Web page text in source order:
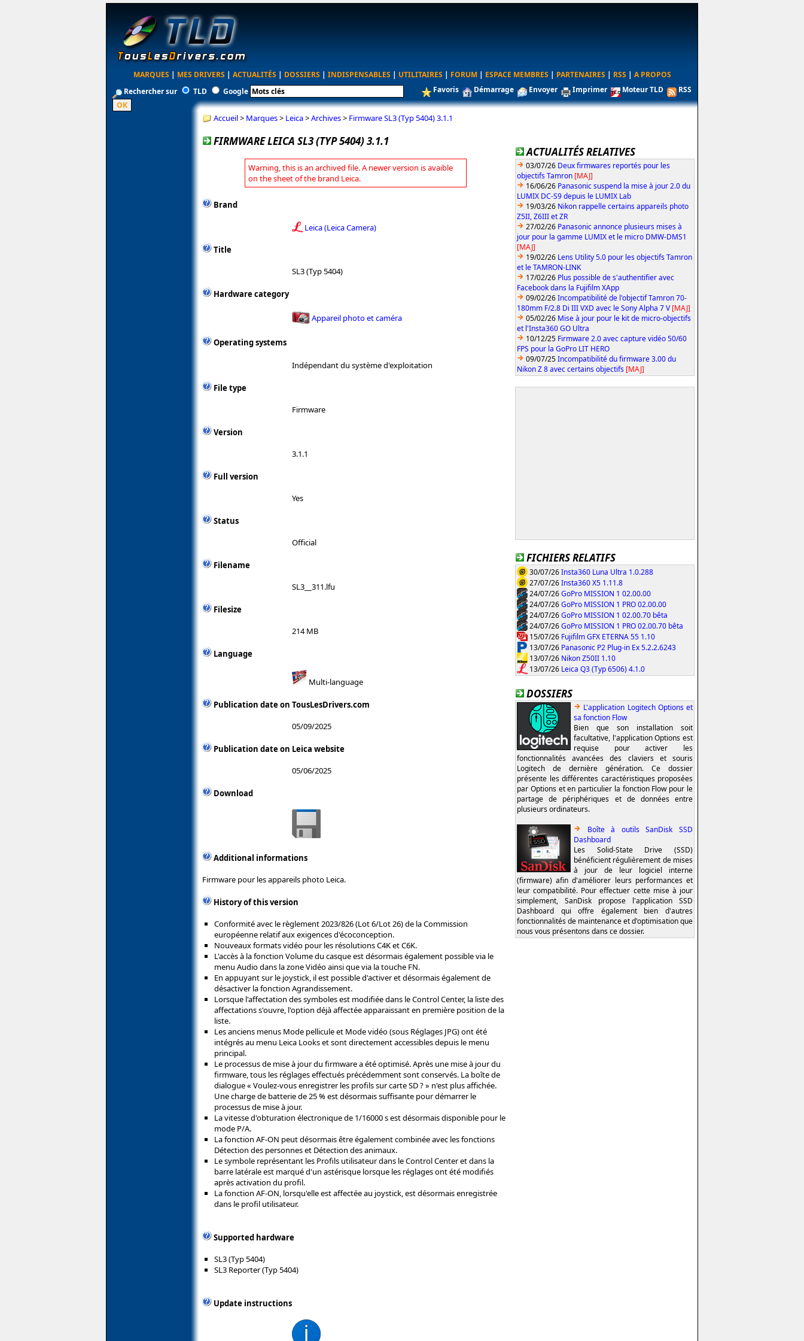
MARQUES | MES DRIVERS | ACTUALITÉS | DOSSIERS | INDISPENSABLES | UTILITAIRES | FORUM | ESPACE MEMBRES | PARTENAIRES | RSS | A PROPOS
Rechercher sur
TLD Google Favoris Démarrage Envoyer Imprimer Moteur TLD RSS
Accueil> Marques> Leica>Archives> Firmware SL3 (Typ 5404) 3.1.1
FIRMWARE LEICA SL3 (TYP 5404) 3.1.1
Warning, this is an archived file. A newer version is avaible
on the sheet of the brand Leica.
Brand
Leica (Leica Camera)
Title
SL3 (Typ 5404)
Hardware category
Appareil photo et caméra
Operating systems
Indépendant du système d'exploitation
File type
Firmware
Version
3.1.1
Full version
Yes
Status
Official
Filename
SL3__311.lfu
Filesize
214 MB
Language
Multi-language
Publication date on TousLesDrivers.com
05/09/2025
Publication date on Leica website
05/06/2025
Download
Additional informations
Firmware pour les appareils photo Leica.
History of this version
Conformité avec le règlement 2023/826 (Lot 6/Lot 26) de la Commission
européenne relatif aux exigences d'écoconception.
Nouveaux formats vidéo pour les résolutions C4K et C6K.
L'accès à la fonction Volume du casque est désormais également possible via le
menu Audio dans la zone Vidéo ainsi que via la touche FN.
En appuyant sur le joystick, il est possible d'activer et désormais également de
désactiver la fonction Agrandissement.
Lorsque l'affectation des symboles est modifiée dans le Control Center, la liste des
affectations s'ouvre, l'option déjà affectée apparaissant en première position de la
liste.
Les anciens menus Mode pellicule et Mode vidéo (sous Réglages JPG) ont été
intégrés au menu Leica Looks et sont directement accessibles depuis le menu
principal.
Le processus de mise à jour du firmware a été optimisé. Après une mise à jour du
firmware, tous les réglages effectués précédemment sont conservés. La boîte de
dialogue « Voulez-vous enregistrer les profils sur carte SD ? » n'est plus affichée.
Une charge de batterie de 25 % est désormais suffisante pour démarrer le
processus de mise à jour.
La vitesse d'obturation électronique de 1/16000 s est désormais disponible pour le
mode P/A.
La fonction AF-ON peut désormais être également combinée avec les fonctions
Détection des personnes et Détection des animaux.
Le symbole représentant les Profils utilisateur dans le Control Center et dans la
barre latérale est marqué d'un astérisque lorsque les réglages ont été modifiés
après activation du profil.
La fonction AF-ON, lorsqu'elle est affectée au joystick, est désormais enregistrée
dans le profil utilisateur.
Supported hardware
SL3 (Typ 5404)
SL3 Reporter (Typ 5404)
Update instructions
ACTUALITÉS RELATIVES
03/07/26 Deux firmwares reportés pour les
objectifs Tamron [MAJ]
16/06/26 Panasonic suspend la mise à jour 2.0 du
LUMIX DC-S9 depuis le LUMIX Lab
19/03/26 Nikon rappelle certains appareils photo
Z5II, Z6III et ZR
27/02/26 Panasonic annonce plusieurs mises à
jour pour la gamme LUMIX et le micro DMW-DMS1
[MAJ]
19/02/26 Lens Utility 5.0 pour les objectifs Tamron
et le TAMRON-LINK
17/02/26 Plus possible de s'authentifier avec
Facebook dans la Fujifilm XApp
09/02/26Incompatibilité de l'objectif Tamron 70-
180mm F/2.8 Di III VXD avec le Sony Alpha 7 V [MAJ]
05/02/26 Mise à jour pour le kit de micro-objectifs
et l'Insta360 GO Ultra
10/12/25 Firmware 2.0 avec capture vidéo 50/60
FPS pour la GoPro LIT HERO
09/07/25Incompatibilité du firmware 3.00 du
Nikon Z 8 avec certains objectifs [MAJ]
FICHIERS RELATIFS
30/07/26Insta360 Luna Ultra 1.0.288
27/07/26Insta360 X5 1.11.8
24/07/26GoPro MISSION 1 02.00.00
24/07/26GoPro MISSION 1 PRO 02.00.00
24/07/26GoPro MISSION 1 02.00.70 bêta
24/07/26GoPro MISSION 1 PRO 02.00.70 bêta
15/07/26 Fujifilm GFX ETERNA 55 1.10
13/07/26 Panasonic P2 Plug-in Ex 5.2.2.6243
13/07/26 Nikon Z50II 1.10
13/07/26 Leica Q3 (Typ 6506) 4.1.0
DOSSIERS
L'application Logitech Options et
sa fonction Flow
Bien que son installation soit
facultative, l'application Options est
requise pour activer les
fonctionnalités avancées des claviers et souris
Logitech de dernière génération. Ce dossier
présente les différentes caractéristiques proposées
par Options et en particulier la fonction Flow pour le
partage de périphériques et de données entre
plusieurs ordinateurs.
Boîte à outils SanDisk SSD
Dashboard
Les Solid-State Drive (SSD)
bénéficient régulièrement de mises
à jour de leur logiciel interne
(firmware) afin d'améliorer leurs performances et
leur compatibilité. Pour effectuer cette mise à jour
simplement, SanDisk propose l'application SSD
Dashboard qui offre également bien d'autres
fonctionnalités de maintenance et d'optimisation que
nous vous présentons dans ce dossier.